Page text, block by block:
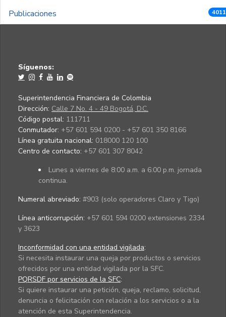
Publicaciones
Síguenos:
Superintendencia Financiera de Colombia
Dirección: Calle 7 No. 4 - 49 Bogotá, D.C.
Código postal: 111711
Conmutador: +57 601 594 0200 - +57 601 350 8166
Línea gratuita nacional: 018000 120 100
Centro de contacto: +57 601 307 8042
Lunes a viernes de 8:00 a.m. a 6:00 p.m. jornada
continua.
Numeral abreviado: #903 (solo operadores Claro y Tigo)
Línea anticorrupción: +57 601 594 0200 extensiones 2334
y 3623
Inconformidad con una entidad vigilada:
Si necesita instaurar una queja por productos o servicios
ofrecidos por una entidad vigilada por la SFC.
PQRSDF por servicios de la SFC:
Si quiere instaurar una petición, queja, reclamo, solicitud,
denuncia o felicitación con relación a los servicios o a la
atención de esta Superintendencia.